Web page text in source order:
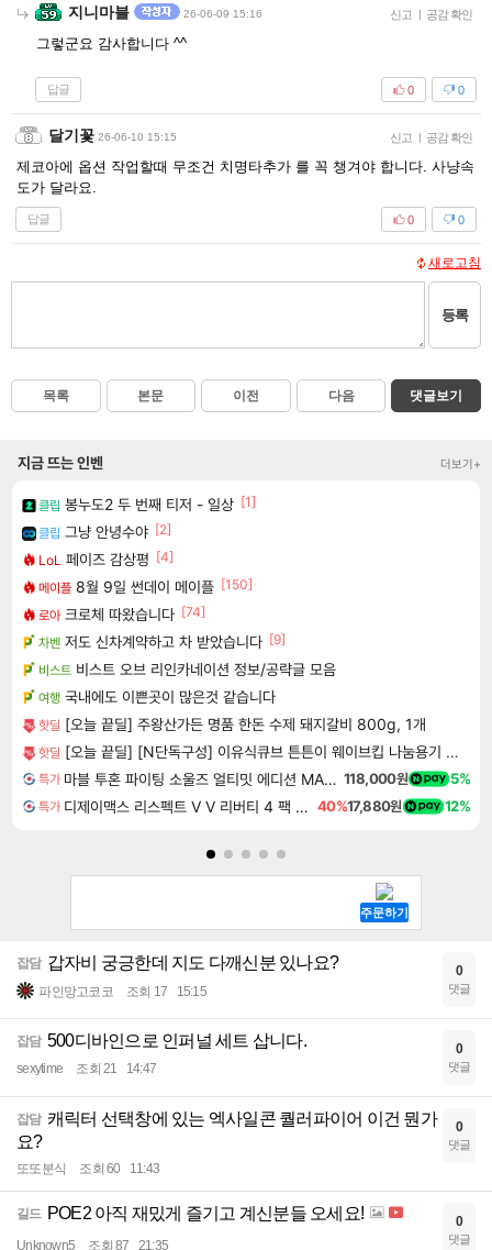
지니마블 26-06-09 15:16 신고 | 공감 확인
그렇군요 감사합니다 ^^
답글 0
0
달기꽃 26-06-10 15:15 신고 | 공감 확인
제코아에 옵션 작업할때 무조건 치명타추가 를 꼭 챙겨야 합니다. 사냥속
도가 달라요.
답글 0
0
새로고침
등록
목록 본문 이전 다음 댓글보기
지금 뜨는 인벤 더보기+
클립 봉누도2 두 번째 티저 - 일상 [1]
클립 그냥 안녕수야 [2]
LoL 페이즈 감상평 [4]
메이플 8월 9일 썬데이 메이플 [150]
로아 크로체 따왔습니다 [74]
차벤 저도 신차계약하고 차 받았습니다 [9]
비스트 비스트 오브 리인카네이션 정보/공략글 모음
여행 국내에도 이쁜곳이 많은것 같습니다
핫딜 [오늘 끝딜] 주왕산가든 명품 한돈 수제 돼지갈비 800g, 1개
핫딜 [오늘 끝딜] [N단독구성] 이유식큐브 튼튼이 웨이브킵 나눔용기 1700ml 3칸 4P + 290ml 4P
특가 마블 투혼 파이팅 소울즈 얼티밋 에디션 MARVEL Tokon Fighting Souls Ultimate Edition 118,000원 5%
특가 디제이맥스 리스펙트 V V 리버티 4 팩 DJMAX RESPECT V V Liberty 4 Pack DLC 40%17,880원 12%
잡담 갑자비 궁긍한데 지도 다깨신분 있나요?
파인망고코코 조회 17 15:15
0
댓글
잡담 500디바인으로 인퍼널 세트 삽니다.
sexytime 조회 21 14:47
0
댓글
잡담 캐릭터 선택창에 있는 엑사일콘 퀄러파이어 이건 뭔가
요?
또또분식 조회 60 11:43
0
댓글
길드 POE2 아직 재밌게 즐기고 계신분들 오세요!
Unknown5 조회 87 21:35
0
댓글